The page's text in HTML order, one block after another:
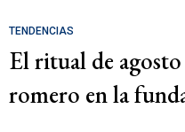
TENDENCIAS
El ritual de
romero en la